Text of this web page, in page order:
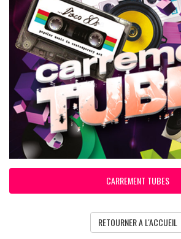
CARREMENT TUBES
RETOURNER A L'ACCUEIL